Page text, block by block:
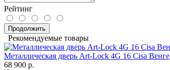
Рейтинг
Продолжить
Рекомендуемые товары
Металлическая дверь Art-Lock 4G 16 Cisa Венге
68 900 р.